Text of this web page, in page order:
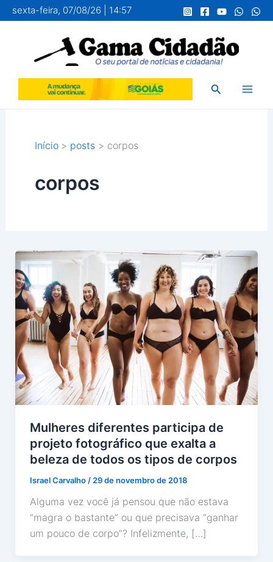
para
conteúdo
sexta-feira, 07/08/26 | 14:57
Pesquisar
Início posts corpos
corpos
Mulheres diferentes participa de
projeto fotográfico que exalta a
beleza de todos os tipos de corpos
Israel Carvalho/29 de novembro de 2018
Alguma vez você já pensou que não estava
“magra o bastante” ou que precisava “ganhar
um pouco de corpo”? Infelizmente, […]